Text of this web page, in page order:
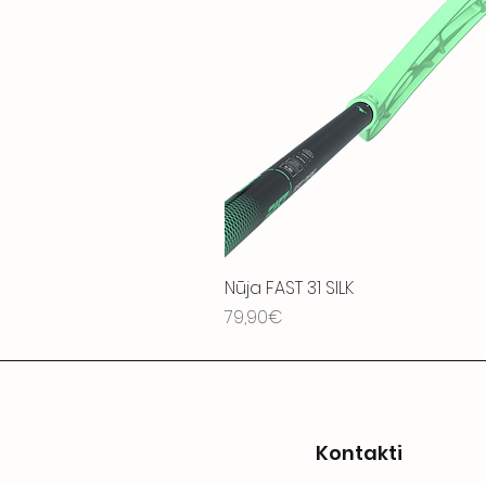
Nūja FAST 31 SILK
Price
79,90€
Kontakti